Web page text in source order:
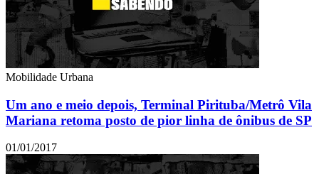
Mobilidade Urbana
Um ano e meio depois, Terminal Pirituba/Metrô Vila
Mariana retoma posto de pior linha de ônibus de SP
01/01/2017